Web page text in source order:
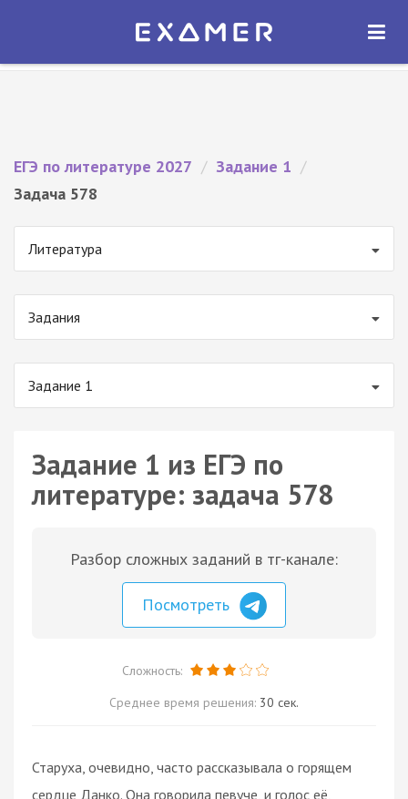
Экзамер — ЕГЭ 2027
ОТКРЫТЬ
ЕГЭ по литературе 2027 / Задание 1 /
Задача 578
Литература
Задания
Задание 1
Задание 1 из ЕГЭ по
литературе: задача 578
Разбор сложных заданий в тг-канале:
Посмотреть
Сложность:
Среднее время решения: 30 сек.
Старуха, очевидно, часто рассказывала о горящем
сердце Данко. Она говорила певуче, и голос её,